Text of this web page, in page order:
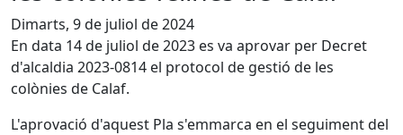
Dimarts, 9 de juliol de 2024
En data 14 de juliol de 2023 es va aprovar per Decret
d'alcaldia 2023-0814 el protocol de gestió de les
colònies de Calaf.
L'aprovació d'aquest Pla s'emmarca en el seguiment del